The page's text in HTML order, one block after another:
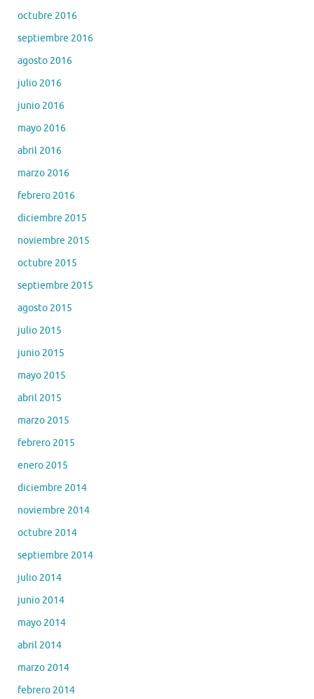
octubre 2016
septiembre 2016
agosto 2016
julio 2016
junio 2016
mayo 2016
abril 2016
marzo 2016
febrero 2016
diciembre 2015
noviembre 2015
octubre 2015
septiembre 2015
agosto 2015
julio 2015
junio 2015
mayo 2015
abril 2015
marzo 2015
febrero 2015
enero 2015
diciembre 2014
noviembre 2014
octubre 2014
septiembre 2014
julio 2014
junio 2014
mayo 2014
abril 2014
marzo 2014
febrero 2014